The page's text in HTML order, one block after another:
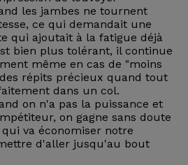
les jambes ne tournent
ce qui demandait une
qui ajoutait à la fatigue déjà
bien plus tolérant, il continue
même en cas de "moins
répits précieux quand tout
dans un col.
on n'a pas la puissance et
on gagne sans doute
va économiser notre
d'aller jusqu'au bout